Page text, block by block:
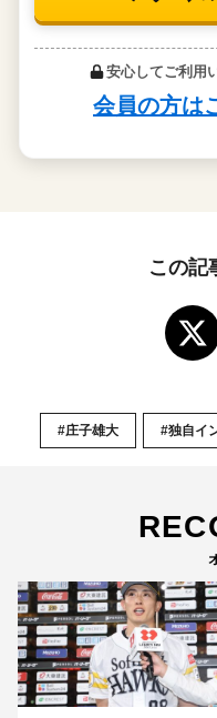
この記
#庄子雄大 #独自イ